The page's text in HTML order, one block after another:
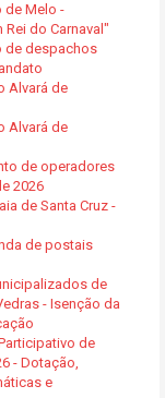
de Melo -
do Carnaval"
de despachos
Alvará de
Alvará de
de operadores
2026
de Santa Cruz -
de postais
de
- Isenção da
de
- Dotação,
e